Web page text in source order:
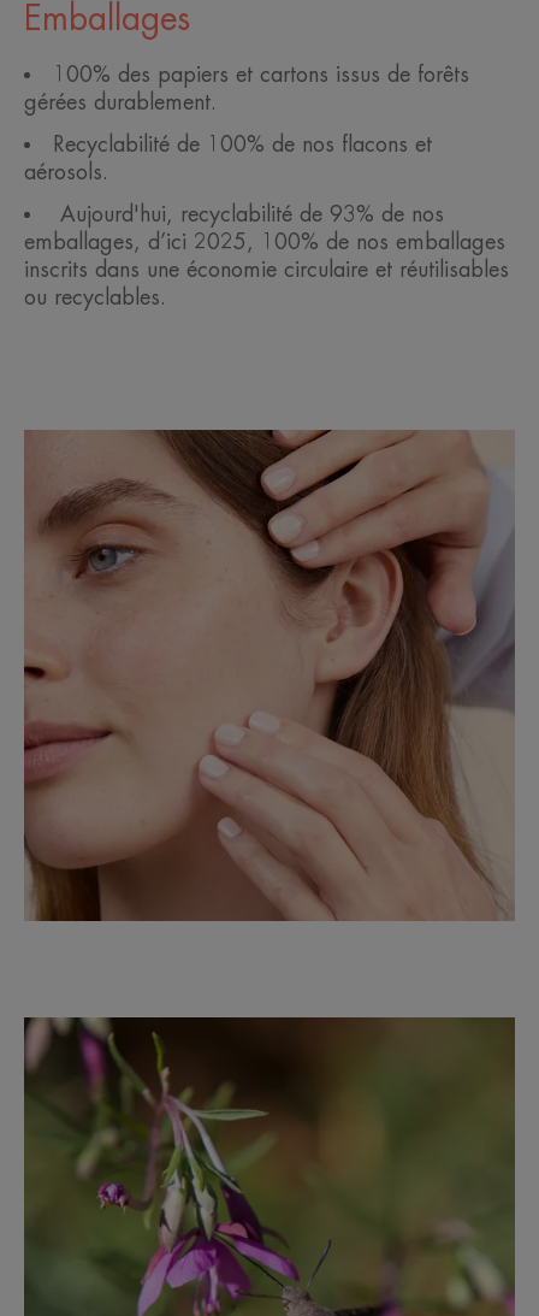
Emballages
100% des papiers et cartons issus de forêts
gérées durablement.
Recyclabilité de 100% de nos flacons et
aérosols.
Aujourd'hui, recyclabilité de 93% de nos
emballages, d’ici 2025, 100% de nos emballages
inscrits dans une économie circulaire et réutilisables
ou recyclables.